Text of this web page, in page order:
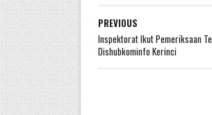
PREVIOUS
Inspektorat Ikut Pemeriksaan
Dishubkominfo Kerinci